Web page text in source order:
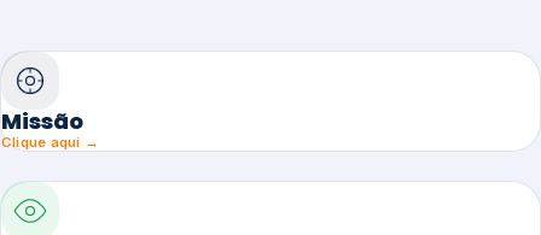
Missão
Clique aqui →